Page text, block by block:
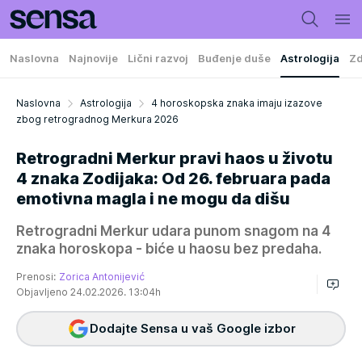
Naslovna Najnovije Lični razvoj Buđenje duše Astrologija
Naslovna Astrologija
4 horoskopska znaka imaju izazove
zbog retrogradnog Merkura 2026
Retrogradni Merkur pravi haos u životu
4 znaka Zodijaka: Od 26. februara pada
emotivna magla i ne mogu da dišu
Retrogradni Merkur udara punom snagom na 4
znaka horoskopa - biće u haosu bez predaha.
Prenosi: Zorica Antonijević
Objavljeno 24.02.2026. 13:04h
Dodajte Sensa u vaš Google izbor